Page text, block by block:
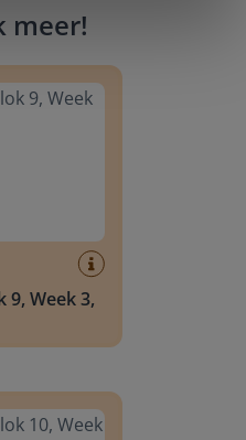
meer!
9, Week 3,